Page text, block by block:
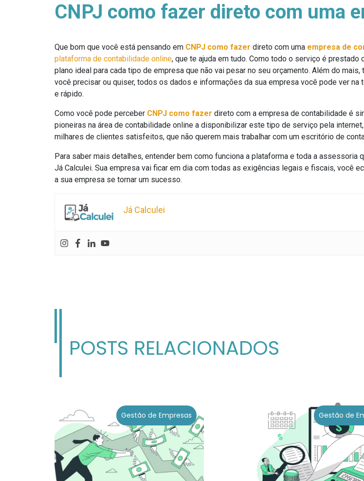
CNPJ como fazer direto com uma
Que bom que você está pensando em CNPJ como fazer direto com uma empresa de
plataforma de contabilidade online, que te ajuda em tudo. Como todo o serviço é
plano ideal para cada tipo de empresa que não vai pesar no seu orçamento. Além do
você precisar ou quiser, todos os dados e informações da sua empresa você pode ver
e rápido.
Como você pode perceber CNPJ como fazer direto com a empresa de contabilidade é
pioneiras na área de contabilidade online a disponibilizar este tipo de serviço pela
milhares de clientes satisfeitos, que não querem mais trabalhar com um escritório de
Para saber mais detalhes, entender bem como funciona a plataforma e toda a
Já Calculei. Sua empresa vai ficar em dia com todas as exigências legais e fiscais, você
a sua empresa se tornar um sucesso.
Já Calculei
POSTS RELACIONADOS
Gestão de Empresas Gestão de